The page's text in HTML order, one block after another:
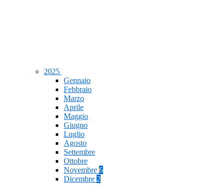
2025
Gennaio
Febbraio
Marzo
Aprile
Maggio
Giugno
Luglio
Agosto
Settembre
Ottobre
Novembre 6
Dicembre 2